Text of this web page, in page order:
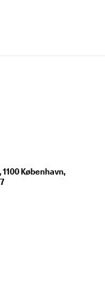
København,